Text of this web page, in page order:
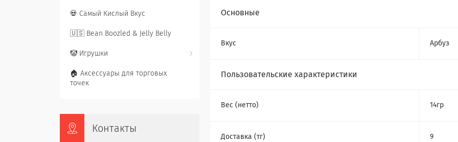
Основные
Вкус Арбуз
Пользовательские характеристики
Вес (нетто) 14гр
Доставка (тг) 9
💀 Самый Кислый Вкус
🇺🇸 Bean Boozled & Jelly Belly
🤡 Игрушки
🏠 Аксессуары для торговых
точек
Контакты